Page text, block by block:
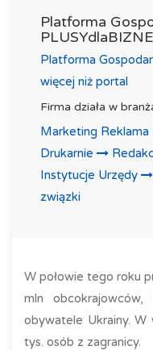
Platforma
Platforma
więcej niż portal
Firma działa w
Marketing
Drukarnie
Instytucje Urzędy
związki
W połowie tego roku
mln
obywatele Ukrainy. W
tys. osób z zagranicy.